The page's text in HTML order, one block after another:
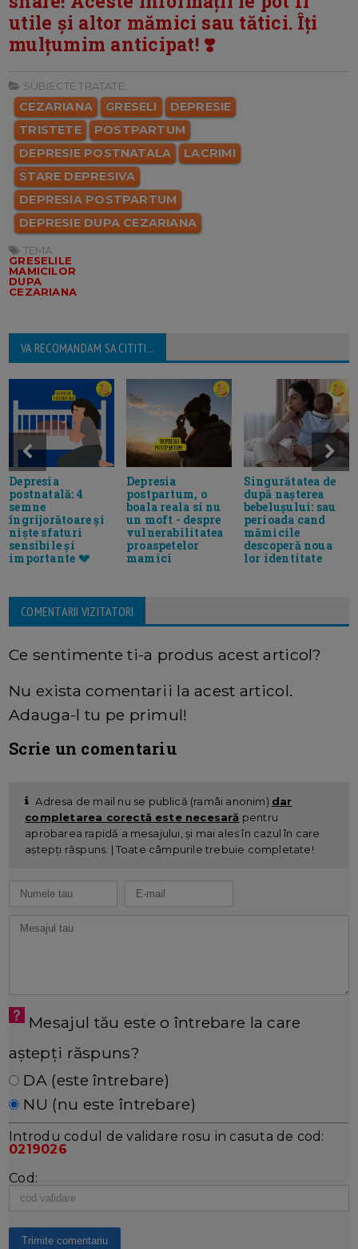
utile și altor mămici sau tătici. Îți
mulțumim anticipat! ❣️
SUBIECTE TRATATE:
CEZARIANA GRESELI
DEPRESIE
TRISTETE
POSTPARTUM
DEPRESIE POSTNATALA
LACRIMI
STARE DEPRESIVA
DEPRESIA POSTPARTUM
DEPRESIE DUPA CEZARIANA
TEMA:
GRESELILE
MAMICILOR
DUPA
CEZARIANA
VA RECOMANDAM SA CITITI...
Depresia
postnatală: 4
semne
îngrijorătoare și
niște sfaturi
sensibile și
importante 💔
Depresia
postpartum, o
boala reala si nu
un moft - despre
vulnerabilitatea
proaspetelor
mamici
Singurătatea de
după nașterea
bebelușului: sau
perioada cand
mămicile
descoperă noua
lor identitate
COMENTARII VIZITATORI
Ce sentimente ti-a produs acest articol?
Nu exista comentarii la acest articol.
Adauga-l tu pe primul!
Scrie un comentariu
Adresa de mail nu se publică (ramâi anonim) dar
completarea corectă este necesară pentru
aprobarea rapidă a mesajului, și mai ales în cazul în care
aștepți răspuns. | Toate câmpurile trebuie completate!
Mesajul tău este o întrebare la care
aștepți răspuns?
DA (este întrebare)
NU (nu este întrebare)
Introdu codul de validare rosu in casuta de cod:
0219026
Cod: